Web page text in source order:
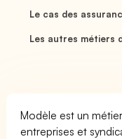
Le cas des
Les autres métiers
Modèle est un
entreprises et